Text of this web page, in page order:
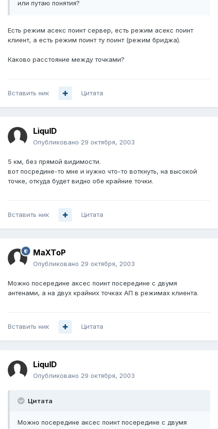
или путаю понятия?
Есть режим асекс поинт сервер, есть режим асекс поинт
клиент, а есть режим поинт ту поинт (режим бриджа).
Каково расстояние между точками?
Вставить ник Цитата
LiquID
Опубликовано 29 октября, 2003
5 км, без прямой видимости.
вот посредине-то мне и нужно что-то воткнуть, на высокой
точке, откуда будет видно обе крайние точки.
Вставить ник Цитата
MaXToP
Опубликовано 29 октября, 2003
Можно посередине аксес поинт посередине с двумя
антенами, а на двух крайних точках АП в режимах клиента.
Вставить ник Цитата
LiquID
Опубликовано 29 октября, 2003
Цитата
Можно посередине аксес поинт посередине с двумя